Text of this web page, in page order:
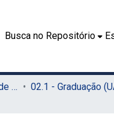
Busca no Repositório
02. Unidade Acadêmica de Educação a Distância e Tecnologia (UAEADTec)